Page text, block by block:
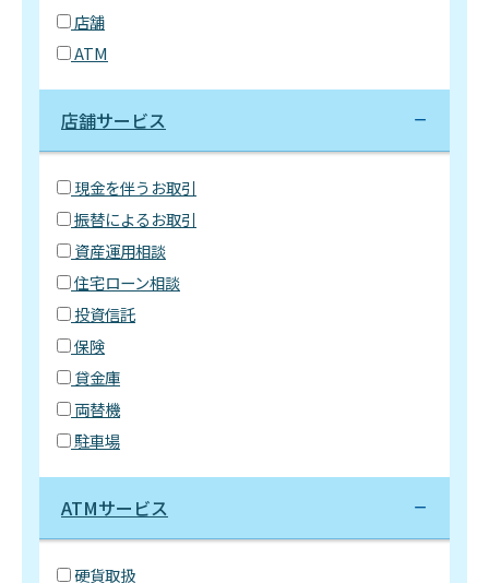
店舗
ATM
店舗サービス
現金を伴うお取引
振替によるお取引
資産運用相談
住宅ローン相談
投資信託
保険
貸金庫
両替機
駐車場
ATMサービス
硬貨取扱